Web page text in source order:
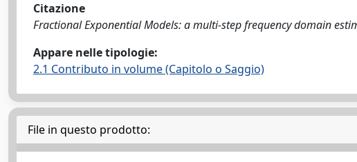
Citazione
Fractional Exponential Models: a multi-step frequency domain
Appare nelle tipologie:
2.1 Contributo in volume (Capitolo o Saggio)
File in questo prodotto: